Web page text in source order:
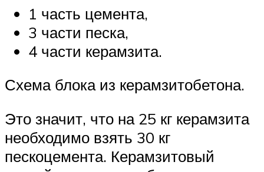
1 часть цемента,
3 части песка,
4 части керамзита.
Схема блока из керамзитобетона.
Это значит, что на 25 кг керамзита
необходимо взять 30 кг
пескоцемента. Керамзитовый